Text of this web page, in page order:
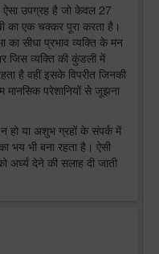
ऐसा उपग्रह है जो केवल 27
का एक चक्कर पूरा करता है।
का सीधा प्रभाव व्यक्ति के मन
जिस व्यक्ति की कुंडली में
है वहीं इसके विपरीत जिनकी
मानसिक परेशानियों से जूझना
हो या अशुभ ग्रहों के संपर्क में
भय भी बना रहता है। ऐसी
अर्घ्य देने की सलाह दी जाती